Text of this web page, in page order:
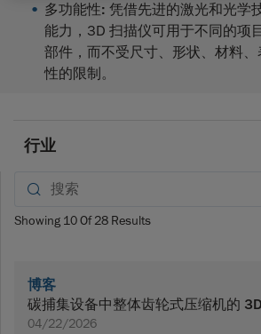
多功能性: 凭借先进的激光和光学
能力，3D 扫描仪可用于不同的项
部件，而不受尺寸、形状、材料
性的限制。
行业
Showing 10Of28 Results
博客
碳捕集设备中整体齿轮式压缩机的
04/22/2026